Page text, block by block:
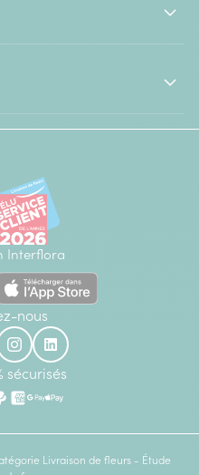
Interflora
nous
sécurisés
Livraison de fleurs - Étude